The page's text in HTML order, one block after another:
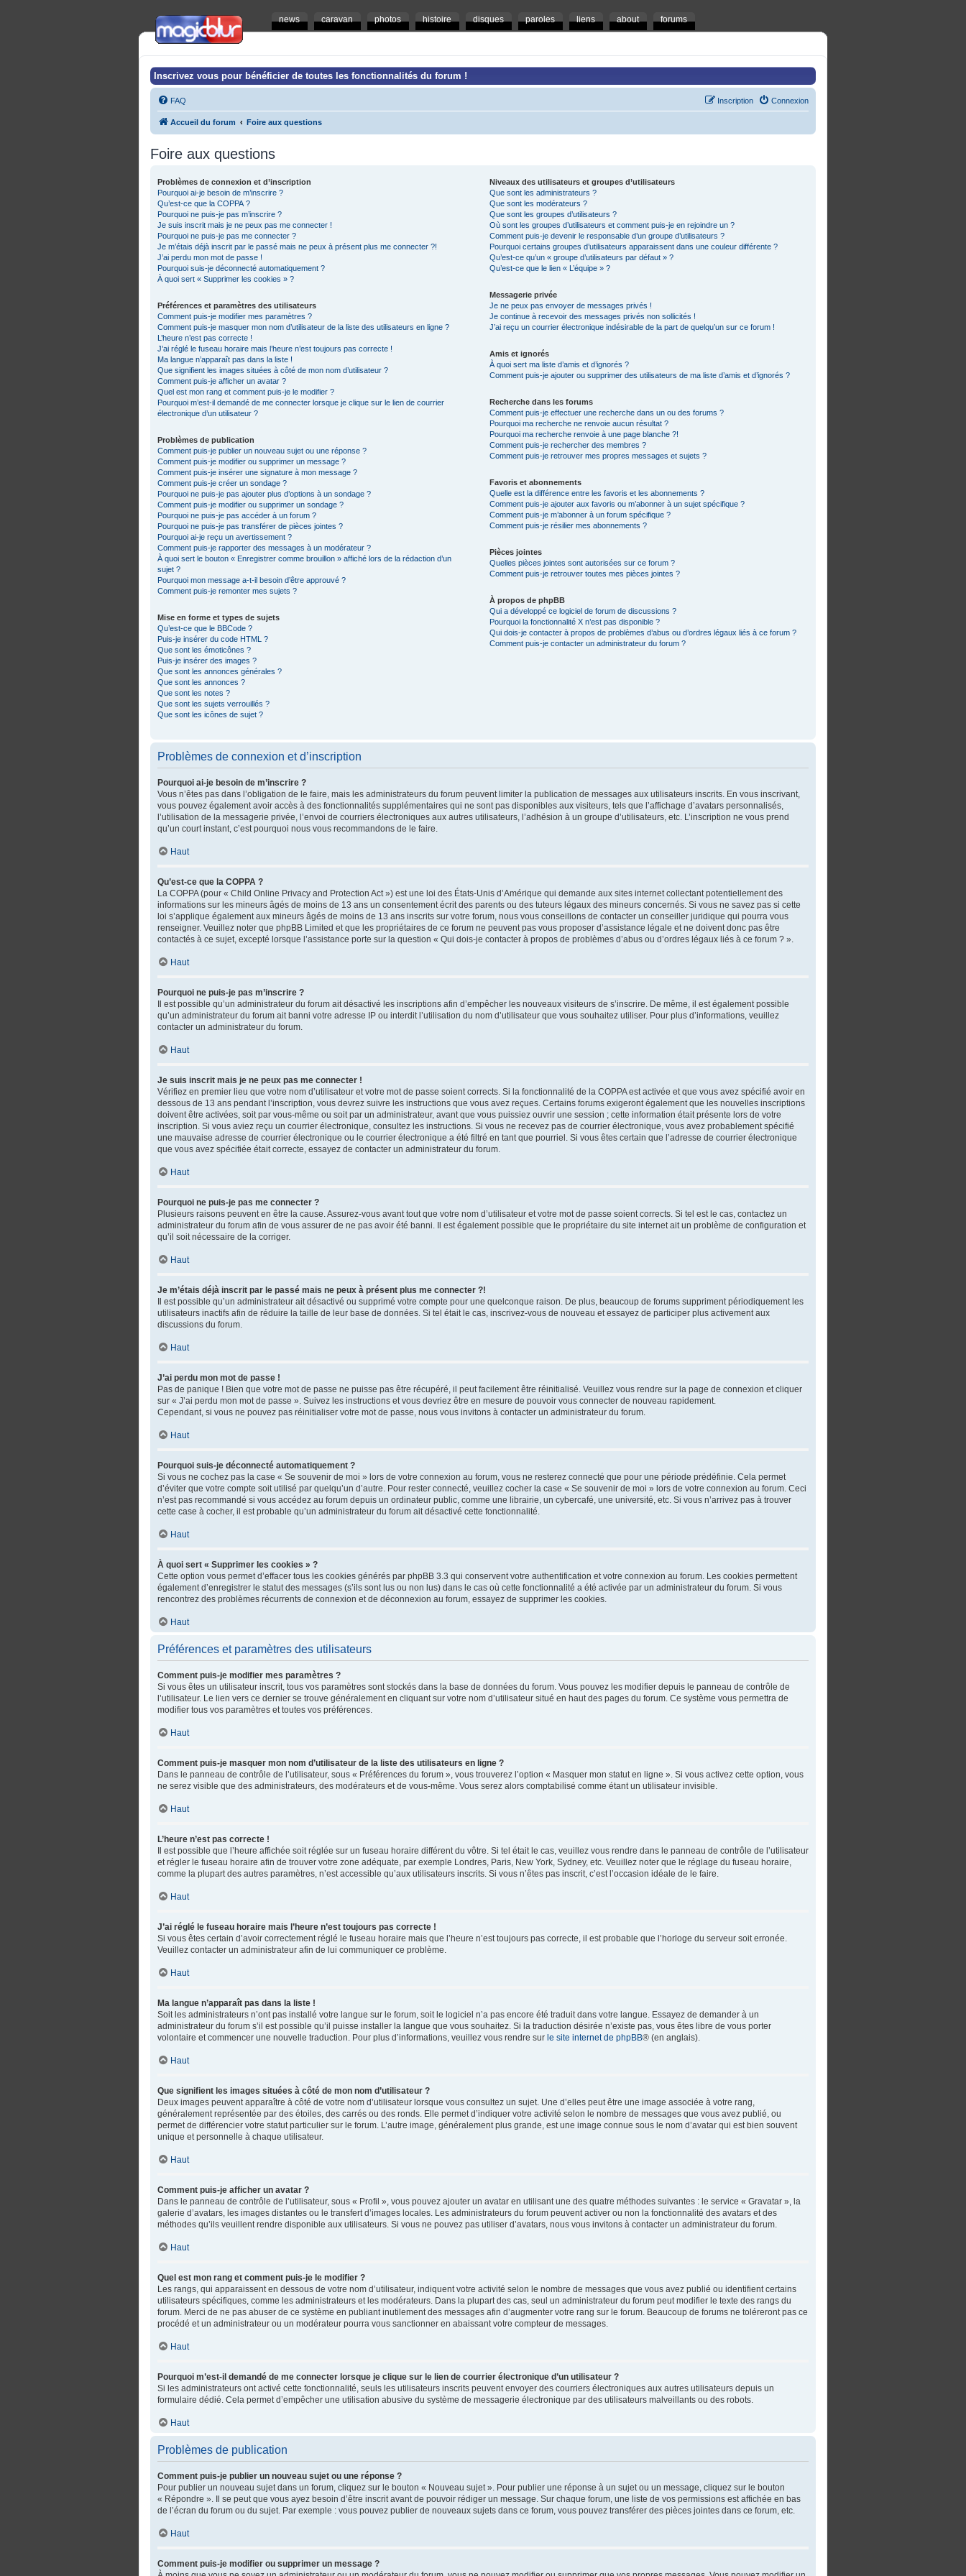
news caravan photos histoire disques paroles liens about forums
Inscrivez vous pour bénéficier de toutes les fonctionnalités du forum !
FAQ Connexion
Inscription
Accueil du forum Foire aux questions
Foire aux questions
Problèmes de connexion et d’inscription
Pourquoi ai-je besoin de m’inscrire ?
Qu’est-ce que la COPPA ?
Pourquoi ne puis-je pas m’inscrire ?
Je suis inscrit mais je ne peux pas me connecter !
Pourquoi ne puis-je pas me connecter ?
Je m’étais déjà inscrit par le passé mais ne peux à présent plus me connecter ?!
J’ai perdu mon mot de passe !
Pourquoi suis-je déconnecté automatiquement ?
À quoi sert « Supprimer les cookies » ?
Préférences et paramètres des utilisateurs
Comment puis-je modifier mes paramètres ?
Comment puis-je masquer mon nom d’utilisateur de la liste des utilisateurs en ligne ?
L’heure n’est pas correcte !
J’ai réglé le fuseau horaire mais l’heure n’est toujours pas correcte !
Ma langue n’apparaît pas dans la liste !
Que signifient les images situées à côté de mon nom d’utilisateur ?
Comment puis-je afficher un avatar ?
Quel est mon rang et comment puis-je le modifier ?
Pourquoi m’est-il demandé de me connecter lorsque je clique sur le lien de courrier
électronique d’un utilisateur ?
Problèmes de publication
Comment puis-je publier un nouveau sujet ou une réponse ?
Comment puis-je modifier ou supprimer un message ?
Comment puis-je insérer une signature à mon message ?
Comment puis-je créer un sondage ?
Pourquoi ne puis-je pas ajouter plus d’options à un sondage ?
Comment puis-je modifier ou supprimer un sondage ?
Pourquoi ne puis-je pas accéder à un forum ?
Pourquoi ne puis-je pas transférer de pièces jointes ?
Pourquoi ai-je reçu un avertissement ?
Comment puis-je rapporter des messages à un modérateur ?
À quoi sert le bouton « Enregistrer comme brouillon » affiché lors de la rédaction d’un
sujet ?
Pourquoi mon message a-t-il besoin d’être approuvé ?
Comment puis-je remonter mes sujets ?
Mise en forme et types de sujets
Qu’est-ce que le BBCode ?
Puis-je insérer du code HTML ?
Que sont les émoticônes ?
Puis-je insérer des images ?
Que sont les annonces générales ?
Que sont les annonces ?
Que sont les notes ?
Que sont les sujets verrouillés ?
Que sont les icônes de sujet ?
Niveaux des utilisateurs et groupes d’utilisateurs
Que sont les administrateurs ?
Que sont les modérateurs ?
Que sont les groupes d’utilisateurs ?
Où sont les groupes d’utilisateurs et comment puis-je en rejoindre un ?
Comment puis-je devenir le responsable d’un groupe d’utilisateurs ?
Pourquoi certains groupes d’utilisateurs apparaissent dans une couleur différente ?
Qu’est-ce qu’un « groupe d’utilisateurs par défaut » ?
Qu’est-ce que le lien « L’équipe » ?
Messagerie privée
Je ne peux pas envoyer de messages privés !
Je continue à recevoir des messages privés non sollicités !
J’ai reçu un courrier électronique indésirable de la part de quelqu’un sur ce forum !
Amis et ignorés
À quoi sert ma liste d’amis et d’ignorés ?
Comment puis-je ajouter ou supprimer des utilisateurs de ma liste d’amis et d’ignorés ?
Recherche dans les forums
Comment puis-je effectuer une recherche dans un ou des forums ?
Pourquoi ma recherche ne renvoie aucun résultat ?
Pourquoi ma recherche renvoie à une page blanche ?!
Comment puis-je rechercher des membres ?
Comment puis-je retrouver mes propres messages et sujets ?
Favoris et abonnements
Quelle est la différence entre les favoris et les abonnements ?
Comment puis-je ajouter aux favoris ou m’abonner à un sujet spécifique ?
Comment puis-je m’abonner à un forum spécifique ?
Comment puis-je résilier mes abonnements ?
Pièces jointes
Quelles pièces jointes sont autorisées sur ce forum ?
Comment puis-je retrouver toutes mes pièces jointes ?
À propos de phpBB
Qui a développé ce logiciel de forum de discussions ?
Pourquoi la fonctionnalité X n’est pas disponible ?
Qui dois-je contacter à propos de problèmes d’abus ou d’ordres légaux liés à ce forum ?
Comment puis-je contacter un administrateur du forum ?
Problèmes de connexion et d’inscription
Pourquoi ai-je besoin de m’inscrire ?
Vous n’êtes pas dans l’obligation de le faire, mais les administrateurs du forum peuvent limiter la publication de messages aux utilisateurs inscrits. En vous inscrivant,
vous pouvez également avoir accès à des fonctionnalités supplémentaires qui ne sont pas disponibles aux visiteurs, tels que l’affichage d’avatars personnalisés,
l’utilisation de la messagerie privée, l’envoi de courriers électroniques aux autres utilisateurs, l’adhésion à un groupe d’utilisateurs, etc. L’inscription ne vous prend
qu’un court instant, c’est pourquoi nous vous recommandons de le faire.
Haut
Qu’est-ce que la COPPA ?
La COPPA (pour « Child Online Privacy and Protection Act ») est une loi des États-Unis d’Amérique qui demande aux sites internet collectant potentiellement des
informations sur les mineurs âgés de moins de 13 ans un consentement écrit des parents ou des tuteurs légaux des mineurs concernés. Si vous ne savez pas si cette
loi s’applique également aux mineurs âgés de moins de 13 ans inscrits sur votre forum, nous vous conseillons de contacter un conseiller juridique qui pourra vous
renseigner. Veuillez noter que phpBB Limited et que les propriétaires de ce forum ne peuvent pas vous proposer d’assistance légale et ne doivent donc pas être
contactés à ce sujet, excepté lorsque l’assistance porte sur la question « Qui dois-je contacter à propos de problèmes d’abus ou d’ordres légaux liés à ce forum ? ».
Haut
Pourquoi ne puis-je pas m’inscrire ?
Il est possible qu’un administrateur du forum ait désactivé les inscriptions afin d’empêcher les nouveaux visiteurs de s’inscrire. De même, il est également possible
qu’un administrateur du forum ait banni votre adresse IP ou interdit l’utilisation du nom d’utilisateur que vous souhaitez utiliser. Pour plus d’informations, veuillez
contacter un administrateur du forum.
Haut
Je suis inscrit mais je ne peux pas me connecter !
Vérifiez en premier lieu que votre nom d’utilisateur et votre mot de passe soient corrects. Si la fonctionnalité de la COPPA est activée et que vous avez spécifié avoir en
dessous de 13 ans pendant l’inscription, vous devrez suivre les instructions que vous avez reçues. Certains forums exigeront également que les nouvelles inscriptions
doivent être activées, soit par vous-même ou soit par un administrateur, avant que vous puissiez ouvrir une session ; cette information était présente lors de votre
inscription. Si vous aviez reçu un courrier électronique, consultez les instructions. Si vous ne recevez pas de courrier électronique, vous avez probablement spécifié
une mauvaise adresse de courrier électronique ou le courrier électronique a été filtré en tant que pourriel. Si vous êtes certain que l’adresse de courrier électronique
que vous avez spécifiée était correcte, essayez de contacter un administrateur du forum.
Haut
Pourquoi ne puis-je pas me connecter ?
Plusieurs raisons peuvent en être la cause. Assurez-vous avant tout que votre nom d’utilisateur et votre mot de passe soient corrects. Si tel est le cas, contactez un
administrateur du forum afin de vous assurer de ne pas avoir été banni. Il est également possible que le propriétaire du site internet ait un problème de configuration et
qu’il soit nécessaire de la corriger.
Haut
Je m’étais déjà inscrit par le passé mais ne peux à présent plus me connecter ?!
Il est possible qu’un administrateur ait désactivé ou supprimé votre compte pour une quelconque raison. De plus, beaucoup de forums suppriment périodiquement les
utilisateurs inactifs afin de réduire la taille de leur base de données. Si tel était le cas, inscrivez-vous de nouveau et essayez de participer plus activement aux
discussions du forum.
Haut
J’ai perdu mon mot de passe !
Pas de panique ! Bien que votre mot de passe ne puisse pas être récupéré, il peut facilement être réinitialisé. Veuillez vous rendre sur la page de connexion et cliquer
sur « J’ai perdu mon mot de passe ». Suivez les instructions et vous devriez être en mesure de pouvoir vous connecter de nouveau rapidement.
Cependant, si vous ne pouvez pas réinitialiser votre mot de passe, nous vous invitons à contacter un administrateur du forum.
Haut
Pourquoi suis-je déconnecté automatiquement ?
Si vous ne cochez pas la case « Se souvenir de moi » lors de votre connexion au forum, vous ne resterez connecté que pour une période prédéfinie. Cela permet
d’éviter que votre compte soit utilisé par quelqu’un d’autre. Pour rester connecté, veuillez cocher la case « Se souvenir de moi » lors de votre connexion au forum. Ceci
n’est pas recommandé si vous accédez au forum depuis un ordinateur public, comme une librairie, un cybercafé, une université, etc. Si vous n’arrivez pas à trouver
cette case à cocher, il est probable qu’un administrateur du forum ait désactivé cette fonctionnalité.
Haut
À quoi sert « Supprimer les cookies » ?
Cette option vous permet d’effacer tous les cookies générés par phpBB 3.3 qui conservent votre authentification et votre connexion au forum. Les cookies permettent
également d’enregistrer le statut des messages (s’ils sont lus ou non lus) dans le cas où cette fonctionnalité a été activée par un administrateur du forum. Si vous
rencontrez des problèmes récurrents de connexion et de déconnexion au forum, essayez de supprimer les cookies.
Haut
Préférences et paramètres des utilisateurs
Comment puis-je modifier mes paramètres ?
Si vous êtes un utilisateur inscrit, tous vos paramètres sont stockés dans la base de données du forum. Vous pouvez les modifier depuis le panneau de contrôle de
l’utilisateur. Le lien vers ce dernier se trouve généralement en cliquant sur votre nom d’utilisateur situé en haut des pages du forum. Ce système vous permettra de
modifier tous vos paramètres et toutes vos préférences.
Haut
Comment puis-je masquer mon nom d’utilisateur de la liste des utilisateurs en ligne ?
Dans le panneau de contrôle de l’utilisateur, sous « Préférences du forum », vous trouverez l’option « Masquer mon statut en ligne ». Si vous activez cette option, vous
ne serez visible que des administrateurs, des modérateurs et de vous-même. Vous serez alors comptabilisé comme étant un utilisateur invisible.
Haut
L’heure n’est pas correcte !
Il est possible que l’heure affichée soit réglée sur un fuseau horaire différent du vôtre. Si tel était le cas, veuillez vous rendre dans le panneau de contrôle de l’utilisateur
et régler le fuseau horaire afin de trouver votre zone adéquate, par exemple Londres, Paris, New York, Sydney, etc. Veuillez noter que le réglage du fuseau horaire,
comme la plupart des autres paramètres, n’est accessible qu’aux utilisateurs inscrits. Si vous n’êtes pas inscrit, c’est l’occasion idéale de le faire.
Haut
J’ai réglé le fuseau horaire mais l’heure n’est toujours pas correcte !
Si vous êtes certain d’avoir correctement réglé le fuseau horaire mais que l’heure n’est toujours pas correcte, il est probable que l’horloge du serveur soit erronée.
Veuillez contacter un administrateur afin de lui communiquer ce problème.
Haut
Ma langue n’apparaît pas dans la liste !
Soit les administrateurs n’ont pas installé votre langue sur le forum, soit le logiciel n’a pas encore été traduit dans votre langue. Essayez de demander à un
administrateur du forum s’il est possible qu’il puisse installer la langue que vous souhaitez. Si la traduction désirée n’existe pas, vous êtes libre de vous porter
volontaire et commencer une nouvelle traduction. Pour plus d’informations, veuillez vous rendre sur le site internet de phpBB® (en anglais).
Haut
Que signifient les images situées à côté de mon nom d’utilisateur ?
Deux images peuvent apparaître à côté de votre nom d’utilisateur lorsque vous consultez un sujet. Une d’elles peut être une image associée à votre rang,
généralement représentée par des étoiles, des carrés ou des ronds. Elle permet d’indiquer votre activité selon le nombre de messages que vous avez publié, ou
permet de différencier votre statut particulier sur le forum. L’autre image, généralement plus grande, est une image connue sous le nom d’avatar qui est bien souvent
unique et personnelle à chaque utilisateur.
Haut
Comment puis-je afficher un avatar ?
Dans le panneau de contrôle de l’utilisateur, sous « Profil », vous pouvez ajouter un avatar en utilisant une des quatre méthodes suivantes : le service « Gravatar », la
galerie d’avatars, les images distantes ou le transfert d’images locales. Les administrateurs du forum peuvent activer ou non la fonctionnalité des avatars et des
méthodes qu’ils veuillent rendre disponible aux utilisateurs. Si vous ne pouvez pas utiliser d’avatars, nous vous invitons à contacter un administrateur du forum.
Haut
Quel est mon rang et comment puis-je le modifier ?
Les rangs, qui apparaissent en dessous de votre nom d’utilisateur, indiquent votre activité selon le nombre de messages que vous avez publié ou identifient certains
utilisateurs spécifiques, comme les administrateurs et les modérateurs. Dans la plupart des cas, seul un administrateur du forum peut modifier le texte des rangs du
forum. Merci de ne pas abuser de ce système en publiant inutilement des messages afin d’augmenter votre rang sur le forum. Beaucoup de forums ne toléreront pas ce
procédé et un administrateur ou un modérateur pourra vous sanctionner en abaissant votre compteur de messages.
Haut
Pourquoi m’est-il demandé de me connecter lorsque je clique sur le lien de courrier électronique d’un utilisateur ?
Si les administrateurs ont activé cette fonctionnalité, seuls les utilisateurs inscrits peuvent envoyer des courriers électroniques aux autres utilisateurs depuis un
formulaire dédié. Cela permet d’empêcher une utilisation abusive du système de messagerie électronique par des utilisateurs malveillants ou des robots.
Haut
Problèmes de publication
Comment puis-je publier un nouveau sujet ou une réponse ?
Pour publier un nouveau sujet dans un forum, cliquez sur le bouton « Nouveau sujet ». Pour publier une réponse à un sujet ou un message, cliquez sur le bouton
« Répondre ». Il se peut que vous ayez besoin d’être inscrit avant de pouvoir rédiger un message. Sur chaque forum, une liste de vos permissions est affichée en bas
de l’écran du forum ou du sujet. Par exemple : vous pouvez publier de nouveaux sujets dans ce forum, vous pouvez transférer des pièces jointes dans ce forum, etc.
Haut
Comment puis-je modifier ou supprimer un message ?